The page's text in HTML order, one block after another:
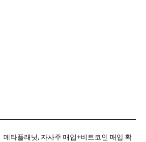
메타플래닛, 자사주 매입+비트코인 매입 확